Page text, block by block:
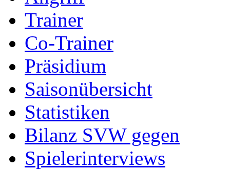
Trainer
Co-Trainer
Präsidium
Saisonübersicht
Statistiken
Bilanz SVW gegen
Spielerinterviews